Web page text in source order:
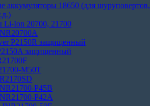
аккумуляторы 18650 (для шуруповертов,
Li-Ion 20700, 21700
P2150R защищенный
защищенный
M50T
P45B
P42A